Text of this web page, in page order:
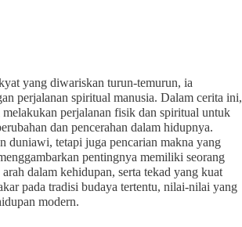
yang diwariskan turun-temurun, ia
perjalanan spiritual manusia. Dalam cerita ini,
perjalanan fisik dan spiritual untuk
dan pencerahan dalam hidupnya.
duniawi, tetapi juga pencarian makna yang
pentingnya memiliki seorang
dalam kehidupan, serta tekad yang kuat
pada tradisi budaya tertentu, nilai-nilai yang
modern.